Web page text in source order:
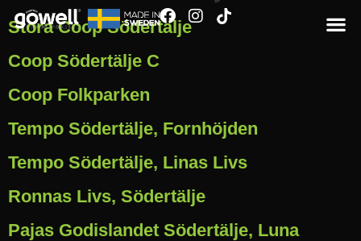
Stora Coop Södertälje
Coop Södertälje C
Coop Folkparken
Tempo Södertälje, Fornhöjden
Tempo Södertälje, Linas Livs
Ronnas Livs, Södertälje
Pajas Godislandet Södertälje, Luna